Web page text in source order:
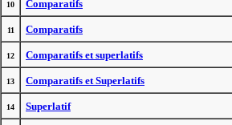
10 Comparatifs
11 Comparatifs
12 Comparatifs et superlatifs
13 Comparatifs et Superlatifs
14 Superlatif